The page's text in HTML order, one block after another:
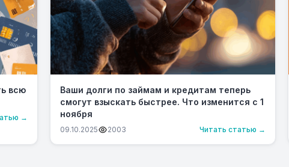
всю
→
Ваши долги по займам и кредитам теперь
смогут взыскать быстрее. Что изменится с 1
ноября
09.10.2025 2003 Читать статью →